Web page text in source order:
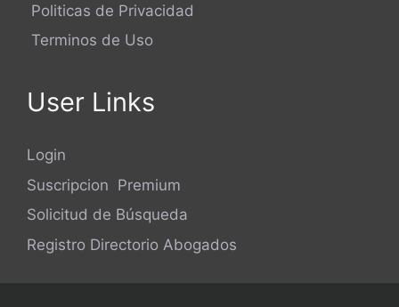
Politicas de Privacidad
Terminos de Uso
User Links
Login
Suscripcion Premium
Solicitud de Búsqueda
Registro Directorio Abogados